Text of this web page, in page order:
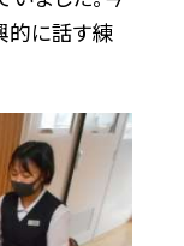
的に話す練